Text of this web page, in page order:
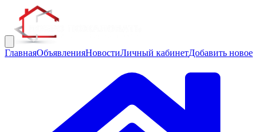
ГлавнаяОбъявленияНовостиЛичный кабинетДобавить новое